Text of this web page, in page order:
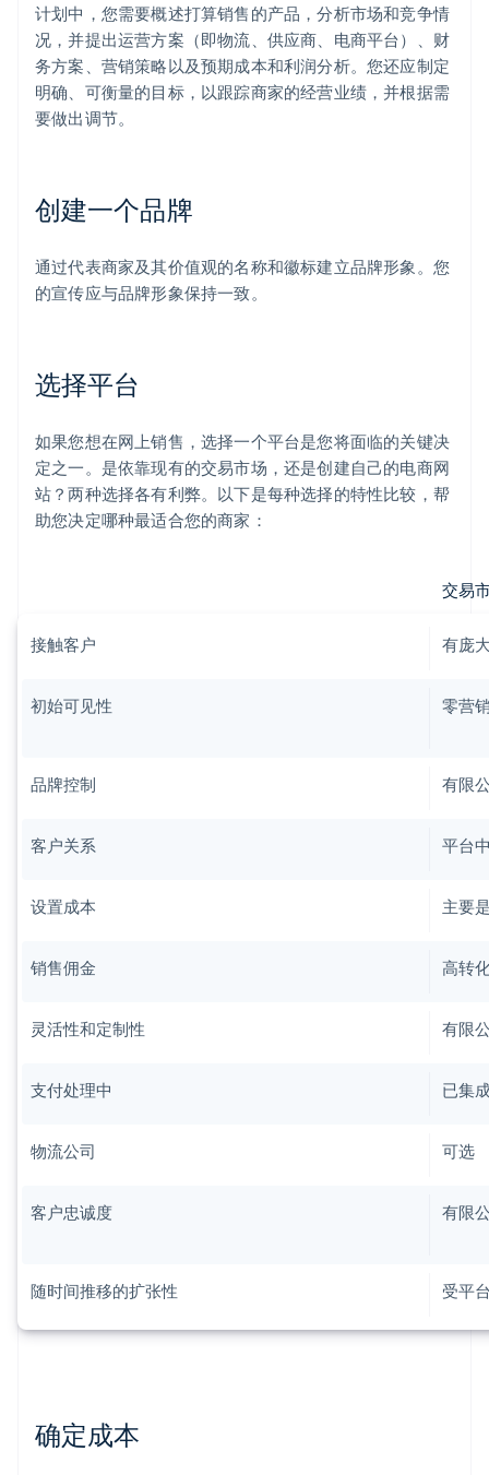
计划中，您需要概述打算销售的产品，分析市场和竞争情
况，并提出运营方案（即物流、供应商、电商平台）、财
务方案、营销策略以及预期成本和利润分析。您还应制定
明确、可衡量的目标，以跟踪商家的经营业绩，并根据需
要做出调节。
创建一个品牌
通过代表商家及其价值观的名称和徽标建立品牌形象。您
的宣传应与品牌形象保持一致。
选择平台
如果您想在网上销售，选择一个平台是您将面临的关键决
定之一。是依靠现有的交易市场，还是创建自己的电商网
站？两种选择各有利弊。以下是每种选择的特性比较，帮
助您决定哪种最适合您的商家：
交易
接触客户 有庞
初始可见性 零营
品牌控制 有限
客户关系 平台
设置成本 主要
销售佣金 高转
灵活性和定制性 有限
支付处理中 已集
物流公司 可选
客户忠诚度 有限
随时间推移的扩张性 受平
确定成本